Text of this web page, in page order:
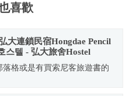
喜歡
大連鎖民宿Hongdae Pencil
스텔 - 弘大旅舍Hostel
寓式民宿)
格或是有買索尼客旅遊書的